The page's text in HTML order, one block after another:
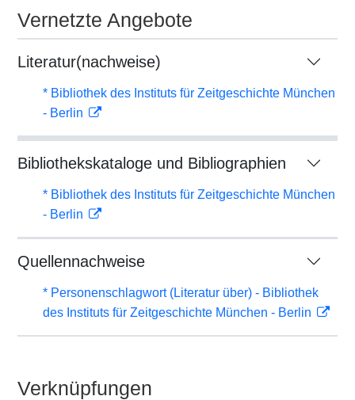
Vernetzte Angebote
Literatur(nachweise)
* Bibliothek des Instituts für Zeitgeschichte München
- Berlin
Bibliothekskataloge und Bibliographien
* Bibliothek des Instituts für Zeitgeschichte München
- Berlin
Quellennachweise
* Personenschlagwort (Literatur über) - Bibliothek
des Instituts für Zeitgeschichte München - Berlin
Verknüpfungen